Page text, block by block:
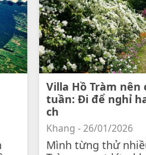
Villa Hồ Tràm
tuần: Đi để nghỉ
ch
Khang - 26/01/2026
Mình từng thử